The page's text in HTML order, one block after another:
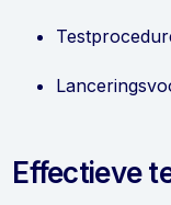
Effectieve